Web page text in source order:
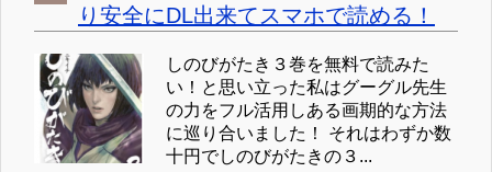
り安全にDL出来てスマホで読める！
しのびがたき３巻を無料で読みた
い！と思い立った私はグーグル先生
の力をフル活用しある画期的な方法
に巡り合いました！ それはわずか数
十円でしのびがたきの３...